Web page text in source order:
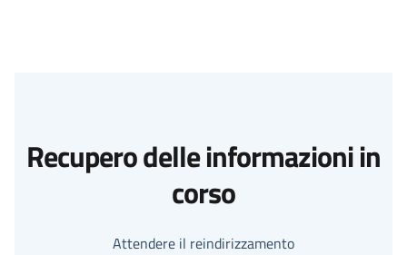
Recupero delle informazioni in
corso
Attendere il reindirizzamento